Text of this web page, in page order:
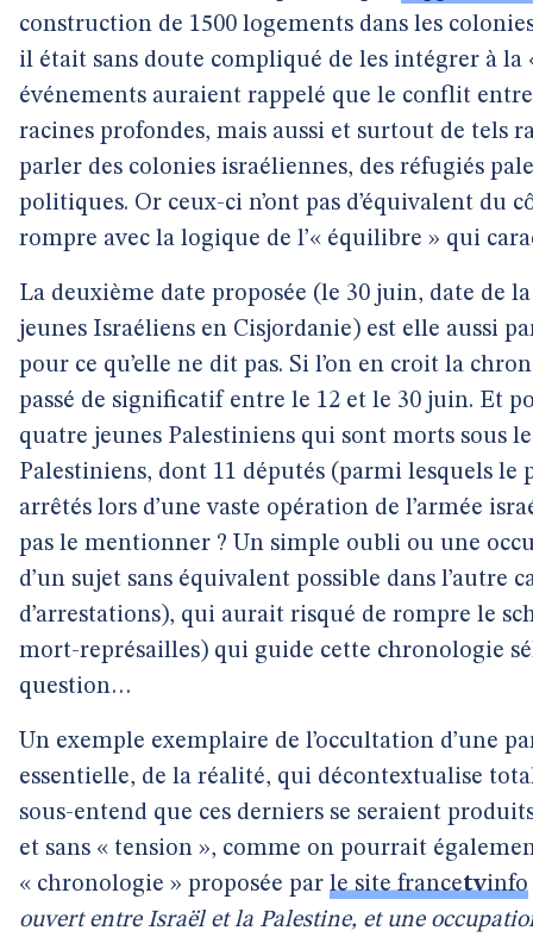
construction de 1500 logements dans les
il était sans doute compliqué de les intégrer à la
événements auraient rappelé que le conflit
racines profondes, mais aussi et surtout de tels
parler des colonies israéliennes, des réfugiés
politiques. Or ceux-ci n’ont pas d’équivalent du
rompre avec la logique de l’« équilibre » qui
La deuxième date proposée (le 30 juin, date de
jeunes Israéliens en Cisjordanie) est elle aussi
pour ce qu’elle ne dit pas. Si l’on en croit la
passé de significatif entre le 12 et le 30 juin. Et
quatre jeunes Palestiniens qui sont morts sous
Palestiniens, dont 11 députés (parmi lesquels
arrêtés lors d’une vaste opération de l’armée
pas le mentionner ? Un simple oubli ou une
d’un sujet sans équivalent possible dans l’autre
d’arrestations), qui aurait risqué de rompre le
mort-représailles) qui guide cette chronologie
question…
Un exemple exemplaire de l’occultation d’une
essentielle, de la réalité, qui décontextualise
sous-entend que ces derniers se seraient
et sans « tension », comme on pourrait
« chronologie » proposée par le site francetvinfo
ouvert entre Israël et la Palestine, et une